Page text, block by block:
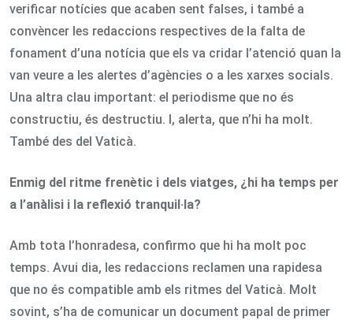
verificar notícies que acaben sent falses, i també a
convèncer les redaccions respectives de la falta de
fonament d’una notícia que els va cridar l’atenció quan la
van veure a les alertes d’agències o a les xarxes socials.
Una altra clau important: el periodisme que no és
constructiu, és destructiu. I, alerta, que n’hi ha molt.
També des del Vaticà.
Enmig del ritme frenètic i dels viatges, ¿hi ha temps per
a l’anàlisi i la reflexió tranquil·la?
Amb tota l’honradesa, confirmo que hi ha molt poc
temps. Avui dia, les redaccions reclamen una rapidesa
que no és compatible amb els ritmes del Vaticà. Molt
sovint, s’ha de comunicar un document papal de primer